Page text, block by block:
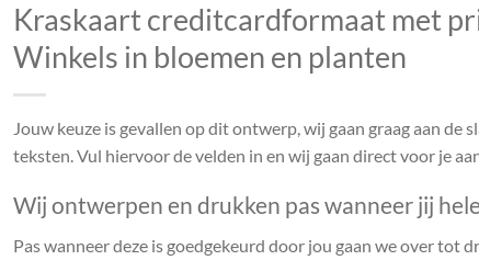
Kraskaart creditcardformaat met
Winkels in bloemen en planten
Jouw keuze is gevallen op dit ontwerp, wij gaan graag aan
teksten. Vul hiervoor de velden in en wij gaan direct voor je
Wij ontwerpen en drukken pas wanneer jij
Pas wanneer deze is goedgekeurd door jou gaan we over tot